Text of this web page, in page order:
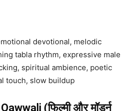
devotional, melodic
tabla rhythm, expressive male
spiritual ambience, poetic
touch, slow buildup
(फिल्मी और मॉडर्न